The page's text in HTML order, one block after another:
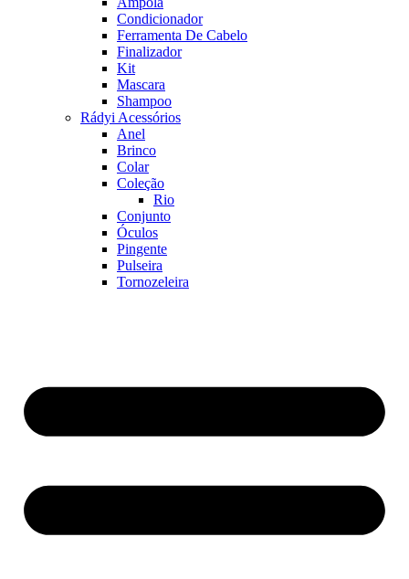
Condicionador
Ferramenta De Cabelo
Finalizador
Kit
Mascara
Shampoo
Rádyi Acessórios
Anel
Brinco
Colar
Coleção
Rio
Conjunto
Óculos
Pingente
Pulseira
Tornozeleira